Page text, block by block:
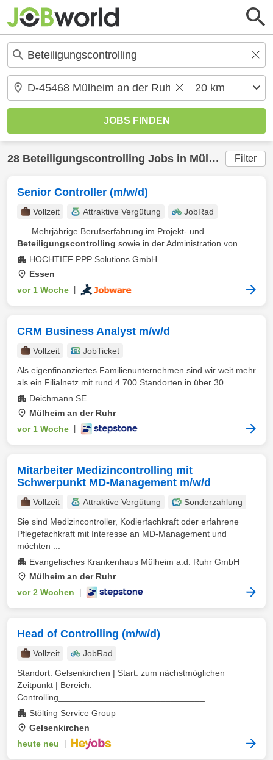
28 Beteiligungscontrolling Jobs in Mülheim an der Ruhr Filter
Senior Controller (m/w/d)
Vollzeit Attraktive Vergütung
JobRad
... . Mehrjährige Berufserfahrung im Projekt- und
Beteiligungscontrolling sowie in der Administration von ...
HOCHTIEF PPP Solutions GmbH
Essen
vor 1 Woche
CRM Business Analyst m/w/d
Vollzeit
JobTicket
Als eigenfinanziertes Familienunternehmen sind wir weit mehr
als ein Filialnetz mit rund 4.700 Standorten in über 30 ...
Deichmann SE
Mülheim an der Ruhr
vor 1 Woche
Mitarbeiter Medizincontrolling mit
Schwerpunkt MD-Management m/w/d
Vollzeit Attraktive Vergütung
Sonderzahlung
Sie sind Medizincontroller, Kodierfachkraft oder erfahrene
Pflegefachkraft mit Interesse an MD-Management und
möchten ...
Evangelisches Krankenhaus Mülheim a.d. Ruhr GmbH
Mülheim an der Ruhr
vor 2 Wochen
Head of Controlling (m/w/d)
Vollzeit
JobRad
Standort: Gelsenkirchen | Start: zum nächstmöglichen
Zeitpunkt | Bereich:
Controlling______________________________ ...
Stölting Service Group
Gelsenkirchen
heute neu